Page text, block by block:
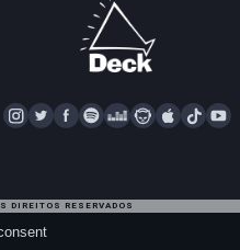
I
N
A
T
W
T
F
A
S
P
I
D
E
E
N
A
T
A
P
E
T
O
U
DIREITOS RESERVADOS